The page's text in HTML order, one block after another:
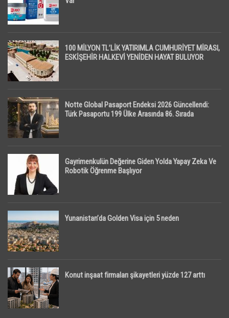
100 MİLYON TL’LİK YATIRIMLA CUMHURİYET MİRASI,
ESKİŞEHİR HALKEVİ YENİDEN HAYAT BULUYOR
Notte Global Pasaport Endeksi 2026 Güncellendi:
Türk Pasaportu 199 Ülke Arasında 86. Sırada
Gayrimenkulün Değerine Giden Yolda Yapay Zeka Ve
Robotik Öğrenme Başlıyor
Yunanistan’da Golden Visa için 5 neden
Konut inşaat firmaları şikayetleri yüzde 127 arttı